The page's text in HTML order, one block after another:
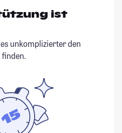
ist
unkomplizierter den